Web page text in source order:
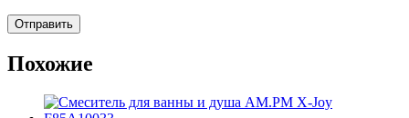
Похожие